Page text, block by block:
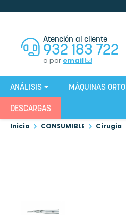
Atención al cliente
932 183 722
o por email
ANÁLISIS MÁQUINAS ORTO
DESCARGAS
Inicio CONSUMIBLE Cirugía